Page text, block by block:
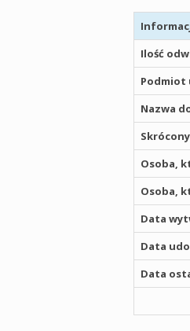
Ilość
Podmiot
Nazwa
Osoba,
Osoba,
Data
Data
Data